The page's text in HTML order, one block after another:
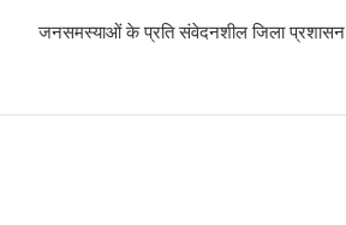
जनसमस्याओं के प्रति संवेदनशील जिला प्रशासन